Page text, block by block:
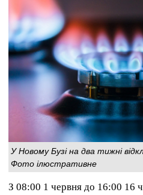
У Новому Бузі на два тижні
Фото ілюстративне
З 08:00 1 червня до 16:00 16